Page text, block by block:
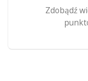
Zdobądź